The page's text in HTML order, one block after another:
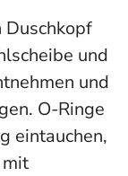
Duschkopf
und
und
O-Ringe
eintauchen,
mit